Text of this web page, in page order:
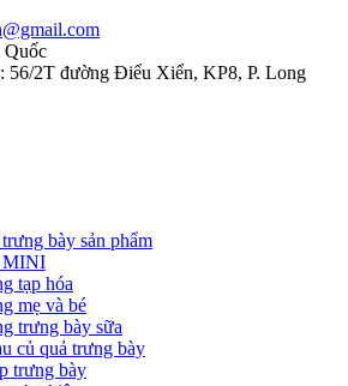
Quốc
56/2T đường Điểu Xiển, KP8, P. Long
bày sản phẩm
MINI
tạp hóa
mẹ và bé
trưng bày sữa
củ quả trưng bày
trưng bày